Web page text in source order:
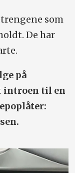
som
De har
på
introen til en